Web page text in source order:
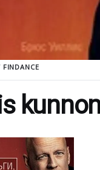
FINDANCE